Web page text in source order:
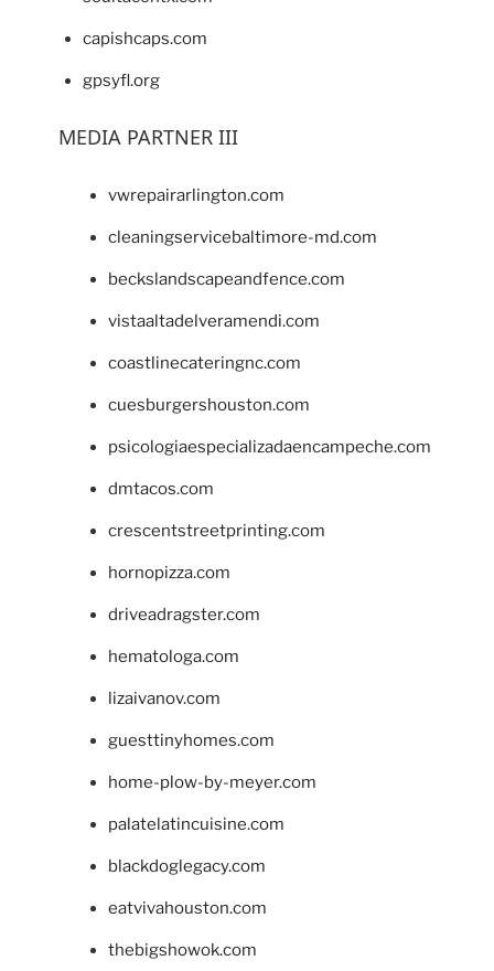
capishcaps.com
gpsyfl.org
MEDIA PARTNER III
vwrepairarlington.com
cleaningservicebaltimore-md.com
beckslandscapeandfence.com
vistaaltadelveramendi.com
coastlinecateringnc.com
cuesburgershouston.com
psicologiaespecializadaencampeche.com
dmtacos.com
crescentstreetprinting.com
hornopizza.com
driveadragster.com
hematologa.com
lizaivanov.com
guesttinyhomes.com
home-plow-by-meyer.com
palatelatincuisine.com
blackdoglegacy.com
eatvivahouston.com
thebigshowok.com